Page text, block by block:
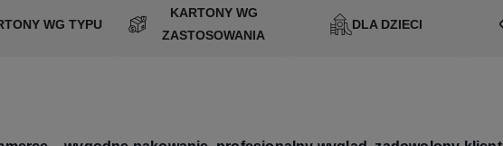
WG TYPU
KARTONY WG
ZASTOSOWANIA
DLA DZIECI